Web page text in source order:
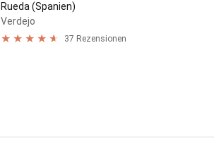
Rueda (Spanien)
Verdejo
37 Rezensionen